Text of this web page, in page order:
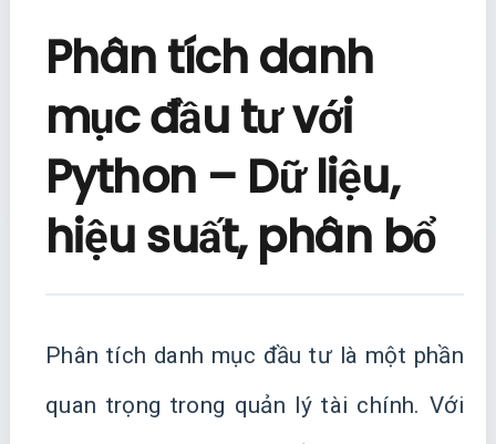
Phân tích danh
mục đầu tư với
Python – Dữ liệu,
hiệu suất, phân bổ
Phân tích danh mục đầu tư là một phần
quan trọng trong quản lý tài chính. Với